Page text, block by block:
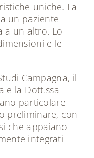
uniche. La
un paziente
a un altro. Lo
e le
Campagna, il
e la Dott.ssa
particolare
preliminare, con
che appaiano
integrati